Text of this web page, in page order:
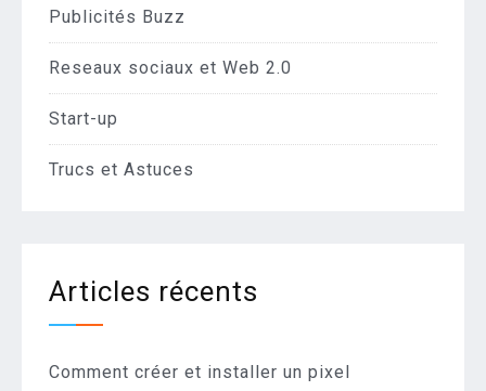
Publicités Buzz
Reseaux sociaux et Web 2.0
Start-up
Trucs et Astuces
Articles récents
Comment créer et installer un pixel